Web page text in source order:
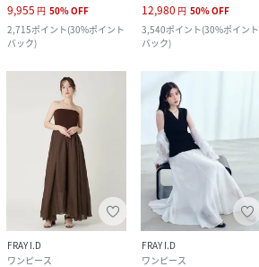
9,955 円 50%OFF
2,715ポイント(30%ポイント
バック)
12,980 円 50%OFF
3,540ポイント(30%ポイント
バック)
FRAY I.D
ワンピース
FRAY I.D
ワンピース